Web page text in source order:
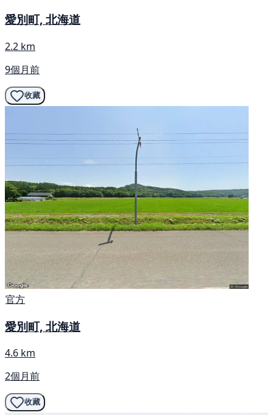
愛別町, 北海道
2.2 km
9個月前
收藏
官方
愛別町, 北海道
4.6 km
2個月前
收藏